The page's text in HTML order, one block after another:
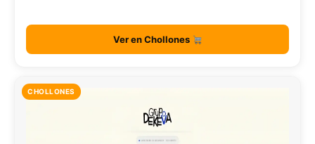
Ver en Chollones
CHOLLONES